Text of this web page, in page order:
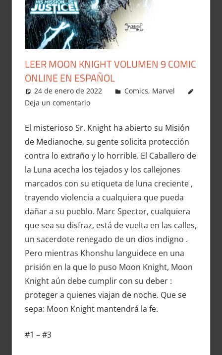
LEER MOON KNIGHT VOLUMEN 9 COMIC
ONLINE EN ESPAÑOL
24 de enero de 2022 Carlitox Banana
Comics, Marvel
Deja un comentario
El misterioso Sr. Knight ha abierto su Misión
de Medianoche, su gente solicita protección
contra lo extraño y lo horrible. El Caballero de
la Luna acecha los tejados y los callejones
marcados con su etiqueta de luna creciente ,
trayendo violencia a cualquiera que pueda
dañar a su pueblo. Marc Spector, cualquiera
que sea su disfraz, está de vuelta en las calles,
un sacerdote renegado de un dios indigno .
Pero mientras Khonshu languidece en una
prisión en la que lo puso Moon Knight, Moon
Knight aún debe cumplir con su deber :
proteger a quienes viajan de noche. Que se
sepa: Moon Knight mantendrá la fe.
#1 – #3